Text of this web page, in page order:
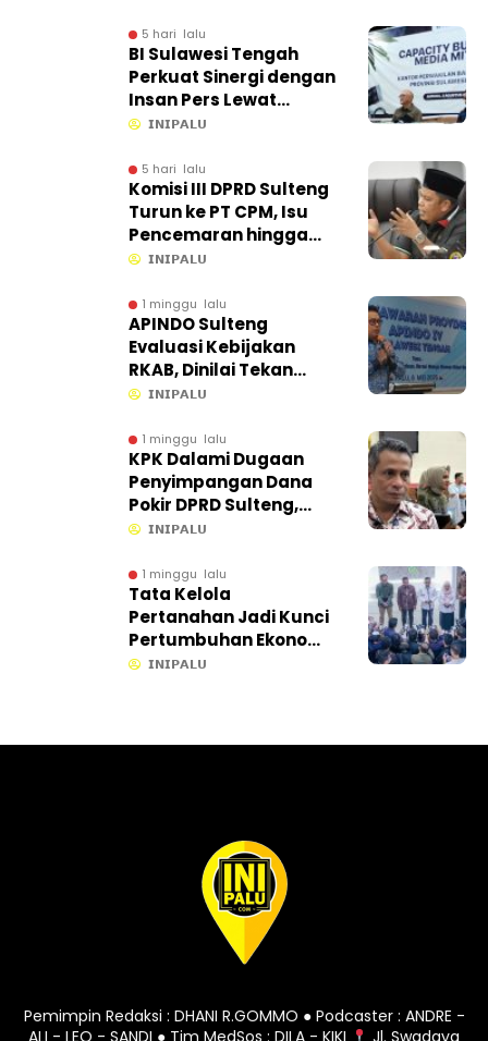
5 hari lalu
BI Sulawesi Tengah
Perkuat Sinergi dengan
Insan Pers Lewat
Capacity Building di
𝗜𝗡𝗜𝗣𝗔𝗟𝗨
5 hari lalu
Komisi III DPRD Sulteng
Turun ke PT CPM, Isu
Pencemaran hingga
Kontribusi PAD Jadi
𝗜𝗡𝗜𝗣𝗔𝗟𝗨
1 minggu lalu
APINDO Sulteng
Evaluasi Kebijakan
RKAB, Dinilai Tekan
Efisiensi Ekonomi
𝗜𝗡𝗜𝗣𝗔𝗟𝗨
1 minggu lalu
KPK Dalami Dugaan
Penyimpangan Dana
Pokir DPRD Sulteng,
Proses di Sekretariat
𝗜𝗡𝗜𝗣𝗔𝗟𝗨
1 minggu lalu
Tata Kelola
Pertanahan Jadi Kunci
Pertumbuhan Ekonomi,
Gubernur Anwar Hafid
𝗜𝗡𝗜𝗣𝗔𝗟𝗨
Pemimpin Redaksi : DHANI R.GOMMO ● Podcaster : ANDRE -